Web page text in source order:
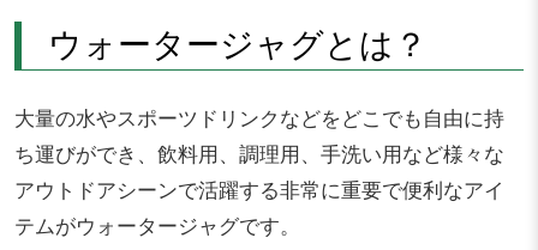
ウォータージャグとは？
大量の水やスポーツドリンクなどをどこでも自由に持
ち運びができ、飲料用、調理用、手洗い用など様々な
アウトドアシーンで活躍する非常に重要で便利なアイ
テムがウォータージャグです。